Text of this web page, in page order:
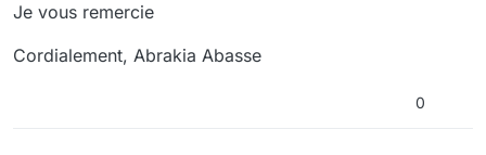
Je vous remercie
Cordialement, Abrakia Abasse
0